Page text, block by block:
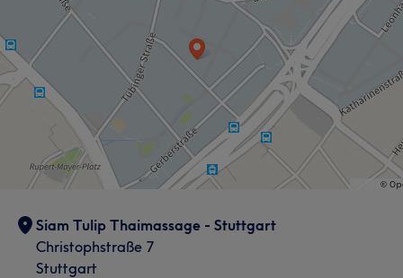
Siam Tulip Thaimassage - Stuttgart
Christophstraße 7
Stuttgart